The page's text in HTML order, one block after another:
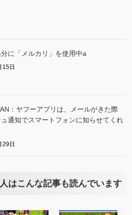
に「メルカリ」を使用中a
15日
：ヤフーアプリは、メールがきた際
通知でスマートフォンに知らせてくれ
29日
はこんな記事も読んでいます